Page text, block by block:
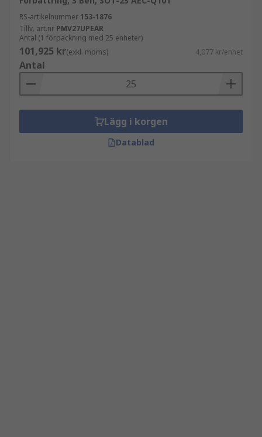
RS-artikelnummer 153-1876
Tillv. art.nr PMV27UPEAR
Antal (1 förpackning med 25 enheter)
101,925 kr(exkl. moms) 4,077 kr/enhet
Antal
Lägg i korgen
Datablad